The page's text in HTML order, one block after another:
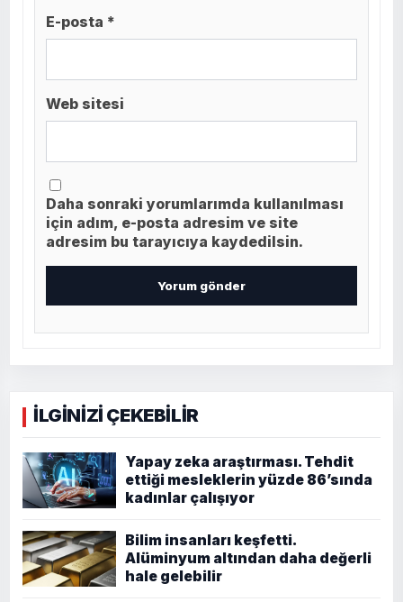
E-posta *
Web sitesi
Daha sonraki yorumlarımda kullanılması
için adım, e-posta adresim ve site
adresim bu tarayıcıya kaydedilsin.
İLGİNİZİ ÇEKEBİLİR
Yapay zeka araştırması. Tehdit
ettiği mesleklerin yüzde 86’sında
kadınlar çalışıyor
Bilim insanları keşfetti.
Alüminyum altından daha değerli
hale gelebilir